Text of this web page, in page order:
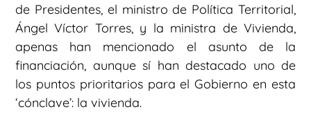
de Presidentes, el ministro de Política Territorial,
Ángel Víctor Torres, y la ministra de Vivienda,
apenas han mencionado el asunto de la
financiación, aunque sí han destacado uno de
los puntos prioritarios para el Gobierno en esta
‘cónclave’: la vivienda.